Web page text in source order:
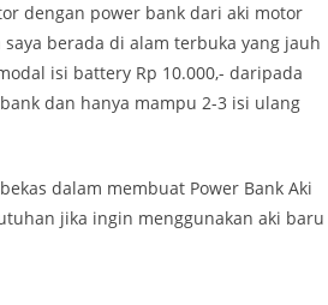
dengan power bank dari aki motor
berada di alam terbuka yang jauh
isi battery Rp 10.000,- daripada
dan hanya mampu 2-3 isi ulang
dalam membuat Power Bank Aki
jika ingin menggunakan aki baru